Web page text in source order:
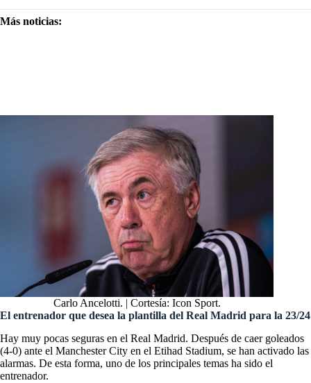
Más noticias:
Carlo Ancelotti. | Cortesía: Icon Sport.
El entrenador que desea la plantilla del Real Madrid para la 23/24
Hay muy pocas seguras en el Real Madrid. Después de caer goleados
(4-0) ante el Manchester City en el Etihad Stadium, se han activado las
alarmas. De esta forma, uno de los principales temas ha sido el
entrenador.